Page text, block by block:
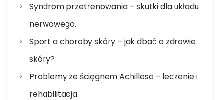
Syndrom przetrenowania – skutki dla układu
nerwowego.
Sport a choroby skóry – jak dbać o zdrowie
skóry?
Problemy ze ścięgnem Achillesa – leczenie i
rehabilitacja.